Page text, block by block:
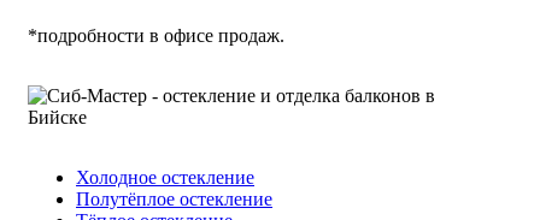
*подробности в офисе продаж.
Холодное остекление
Полутёплое остекление